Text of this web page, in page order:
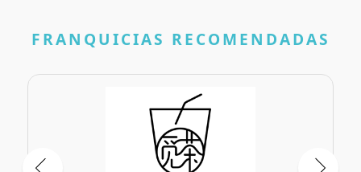
FRANQUICIAS RECOMENDADAS